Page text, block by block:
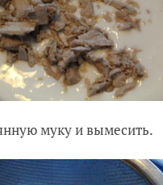
муку и вымесить.